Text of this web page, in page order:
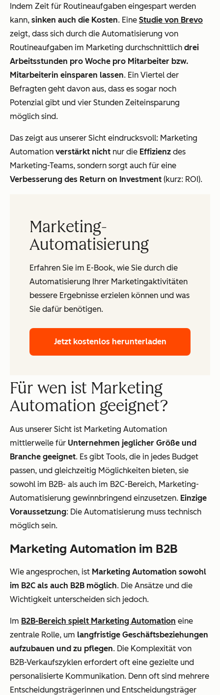
Indem Zeit für Routineaufgaben eingespart werden
kann, sinken auch die Kosten. Eine Studie von Brevo
zeigt, dass sich durch die Automatisierung von
Routineaufgaben im Marketing durchschnittlich drei
Arbeitsstunden pro Woche pro Mitarbeiter bzw.
Mitarbeiterin einsparen lassen. Ein Viertel der
Befragten geht davon aus, dass es sogar noch
Potenzial gibt und vier Stunden Zeiteinsparung
möglich sind.
Das zeigt aus unserer Sicht eindrucksvoll: Marketing
Automation verstärkt nicht nur die Effizienz des
Marketing-Teams, sondern sorgt auch für eine
Verbesserung des Return on Investment (kurz: ROI).
Marketing-
Automatisierung
Erfahren Sie im E-Book, wie Sie durch die
Automatisierung Ihrer Marketingaktivitäten
bessere Ergebnisse erzielen können und was
Sie dafür benötigen.
Jetzt kostenlos herunterladen
Für wen ist Marketing
Automation geeignet?
Aus unserer Sicht ist Marketing Automation
mittlerweile für Unternehmen jeglicher Größe und
Branche geeignet. Es gibt Tools, die in jedes Budget
passen, und gleichzeitig Möglichkeiten bieten, sie
sowohl im B2B- als auch im B2C-Bereich, Marketing-
Automatisierung gewinnbringend einzusetzen. Einzige
Voraussetzung: Die Automatisierung muss technisch
möglich sein.
Marketing Automation im B2B
Wie angesprochen, ist Marketing Automation sowohl
im B2C als auch B2B möglich. Die Ansätze und die
Wichtigkeit unterscheiden sich jedoch.
Im B2B-Bereich spielt Marketing Automation eine
zentrale Rolle, um langfristige Geschäftsbeziehungen
aufzubauen und zu pflegen. Die Komplexität von
B2B-Verkaufszyklen erfordert oft eine gezielte und
personalisierte Kommunikation. Denn oft sind mehrere
Entscheidungsträgerinnen und Entscheidungsträger